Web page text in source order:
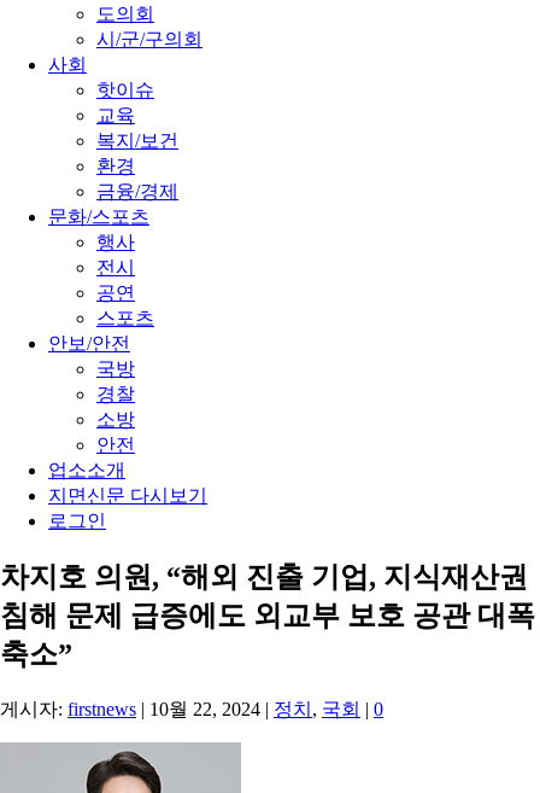
도의회
시/군/구의회
사회
핫이슈
교육
복지/보건
환경
금융/경제
문화/스포츠
행사
전시
공연
스포츠
안보/안전
국방
경찰
소방
안전
업소소개
지면신문 다시보기
로그인
차지호 의원, “해외 진출 기업, 지식재산권
침해 문제 급증에도 외교부 보호 공관 대폭
축소”
게시자: firstnews | 10월 22, 2024 | 정치 , 국회 | 0